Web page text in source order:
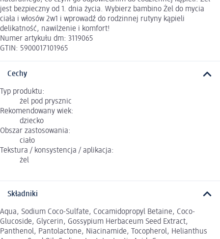
jest bezpieczny od 1. dnia życia. Wybierz bambino Żel do mycia
ciała i włosów 2w1 i wprowadź do rodzinnej rutyny kąpieli
delikatność, nawilżenie i komfort!
Numer artykułu dm: 3119065
GTIN: 5900017101965
Cechy
Typ produktu:
żel pod prysznic
Rekomendowany wiek:
dziecko
Obszar zastosowania:
ciało
Tekstura / konsystencja / aplikacja:
żel
Składniki
Aqua, Sodium Coco-Sulfate, Cocamidopropyl Betaine, Coco-
Glucoside, Glycerin, Gossypium Herbaceum Seed Extract,
Panthenol, Pantolactone, Niacinamide, Tocopherol, Helianthus